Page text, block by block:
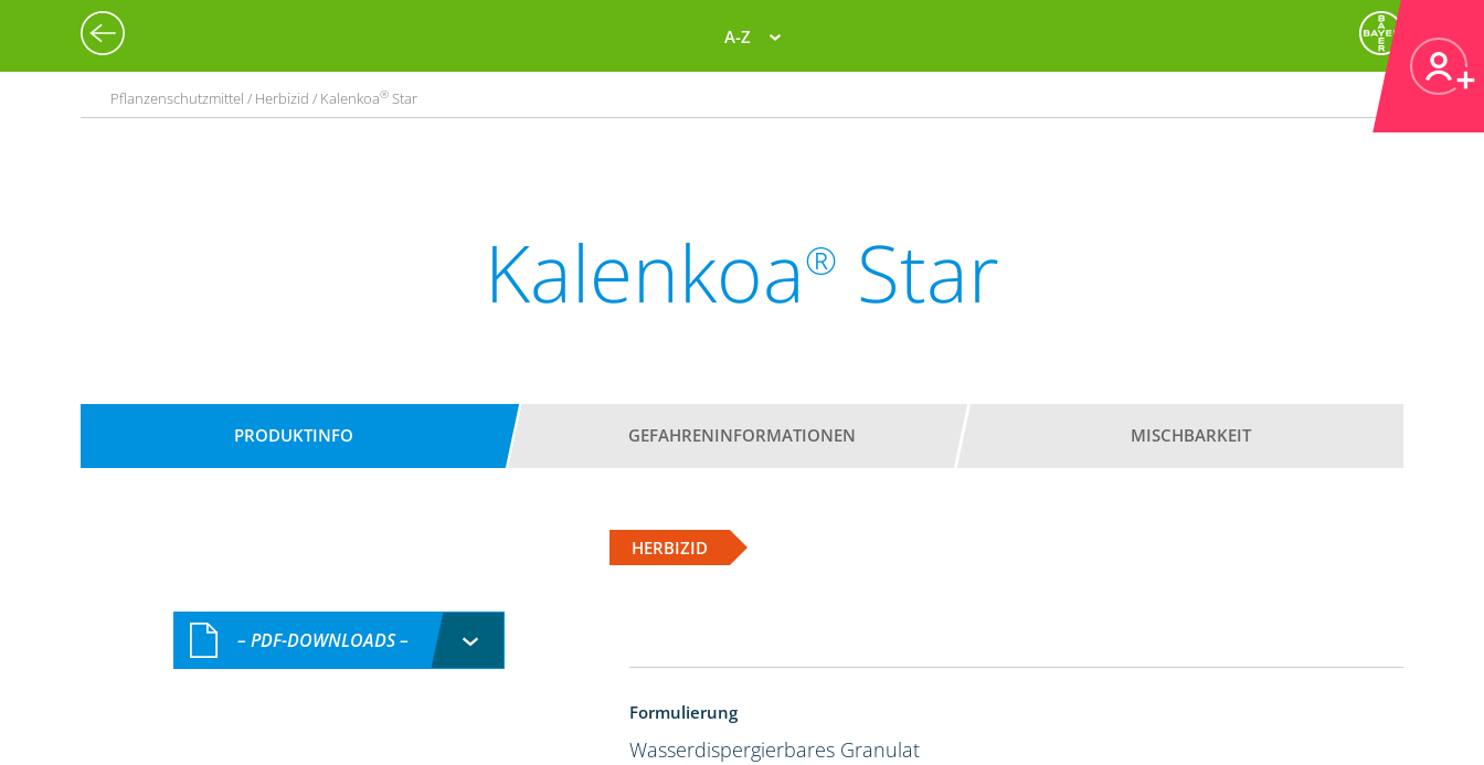
A-Z
Pflanzenschutzmittel / Herbizid / Kalenkoa® Star
Kalenkoa® Star
PRODUKTINFO GEFAHRENINFORMATIONEN MISCHBARKEIT
HERBIZID
– PDF-DOWNLOADS –
Formulierung
Wasserdispergierbares Granulat